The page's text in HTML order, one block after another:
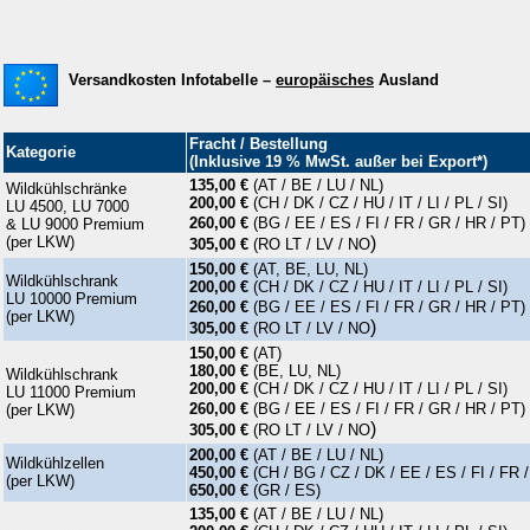
Versandkosten Infotabelle – europäisches Ausland
Kategorie
Fracht / Bestellung
(Inklusive 19 % MwSt. außer bei Export*)
Wildkühlschränke
LU 4500, LU 7000
& LU 9000 Premium
(per LKW)
135,00 € (AT / BE / LU / NL)
200,00 € (CH / DK / CZ / HU / IT / LI / PL / SI)
260,00 € (BG / EE / ES / FI / FR / GR / HR / PT)
305,00 € (RO LT / LV / NO)
Wildkühlschrank
LU 10000 Premium
(per LKW)
150,00 € (AT, BE, LU, NL)
200,00 € (CH / DK / CZ / HU / IT / LI / PL / SI)
260,00 € (BG / EE / ES / FI / FR / GR / HR / PT)
305,00 € (RO LT / LV / NO)
Wildkühlschrank
LU 11000 Premium
(per LKW)
150,00 € (AT)
180,00 € (BE, LU, NL)
200,00 € (CH / DK / CZ / HU / IT / LI / PL / SI)
260,00 € (BG / EE / ES / FI / FR / GR / HR / PT)
305,00 € (RO LT / LV / NO)
Wildkühlzellen
(per LKW)
200,00 € (AT / BE / LU / NL)
450,00 € (CH / BG / CZ / DK / EE / ES / FI / FR
650,00 € (GR / ES)
135,00 € (AT / BE / LU / NL)